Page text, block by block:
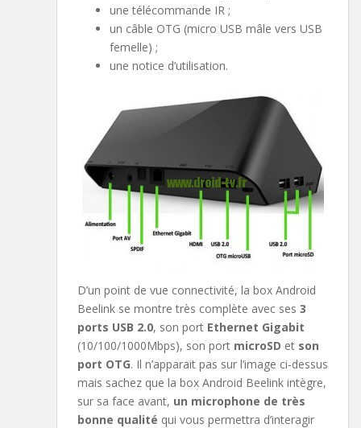
une télécommande IR ;
un câble OTG (micro USB mâle vers USB
femelle) ;
une notice d’utilisation.
D’un point de vue connectivité, la box Android
Beelink se montre très complète avec ses 3
ports USB 2.0, son port Ethernet Gigabit
(10/100/1000Mbps), son port microSD et son
port OTG. Il n’apparait pas sur l’image ci-dessus
mais sachez que la box Android Beelink intègre,
sur sa face avant, un microphone de très
bonne qualité qui vous permettra d’interagir